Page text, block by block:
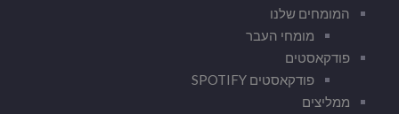
המומחים שלנו
מומחי העבר
פודקאסטים
פודקאסטים SPOTIFY
ממליצים